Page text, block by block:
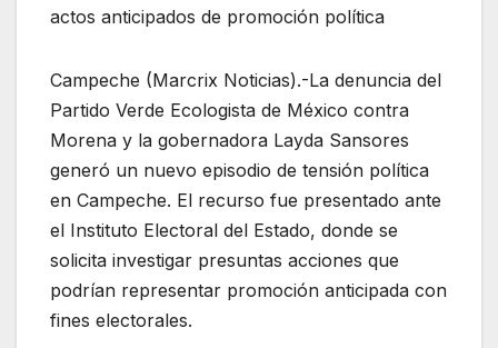
actos anticipados de promoción política
Campeche (Marcrix Noticias).-La denuncia del
Partido Verde Ecologista de México contra
Morena y la gobernadora Layda Sansores
generó un nuevo episodio de tensión política
en Campeche. El recurso fue presentado ante
el Instituto Electoral del Estado, donde se
solicita investigar presuntas acciones que
podrían representar promoción anticipada con
fines electorales.